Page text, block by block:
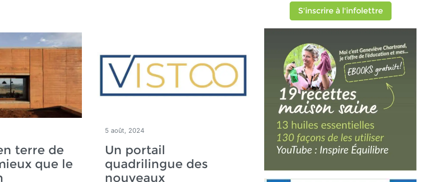
terre de
que le
5 août, 2024
Un portail
quadrilingue des
nouveaux
S'inscrire à l'infolettre